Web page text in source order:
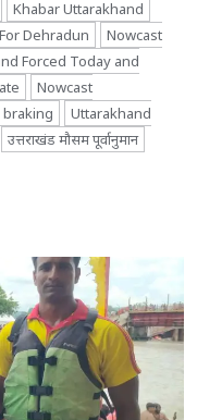
Khabar Uttarakhand
Dehradun
Nowcast
Forced Today and
Nowcast
Uttarakhand
उत्तराखंड मौसम पूर्वानुमान